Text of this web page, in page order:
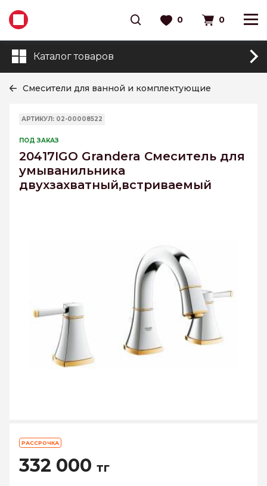
0 0
Каталог товаров
Смесители для ванной и комплектующие
АРТИКУЛ: 02-00008522
ПОД ЗАКАЗ
20417IGO Grandera Смеситель для
умыванильника
двухзахватный,встриваемый
РАССРОЧКА
332 000 тг